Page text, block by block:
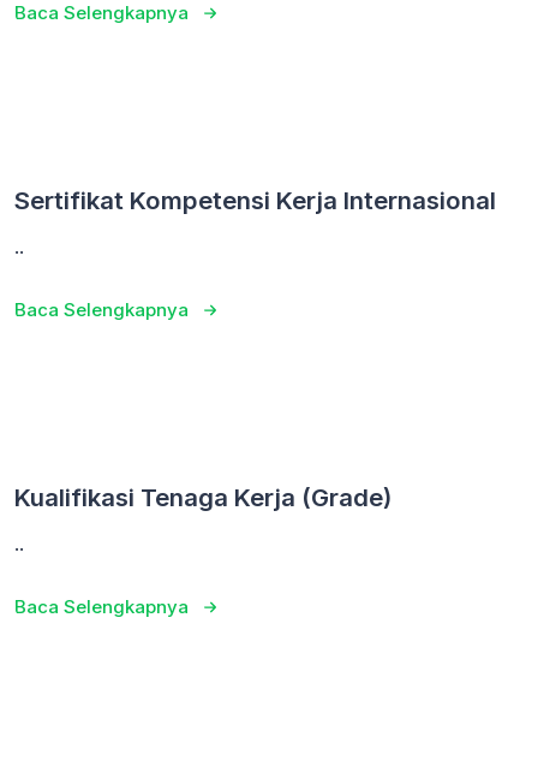
Baca Selengkapnya
Sertifikat Kompetensi Kerja Internasional
..
Baca Selengkapnya
Kualifikasi Tenaga Kerja (Grade)
..
Baca Selengkapnya